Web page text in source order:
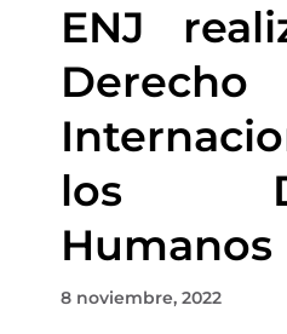
ENJ
Derecho
los
Humanos
8 noviembre, 2022